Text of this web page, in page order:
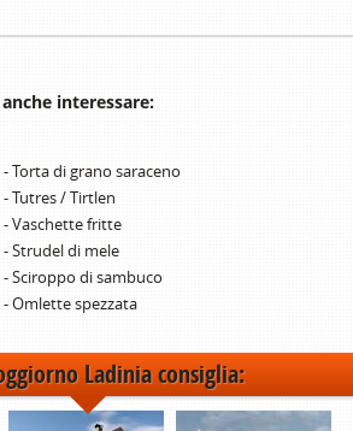
interessare:
Torta di grano saraceno
Tutres / Tirtlen
- Vaschette fritte
Strudel di mele
Sciroppo di sambuco
Omlette spezzata
Ladinia consiglia: